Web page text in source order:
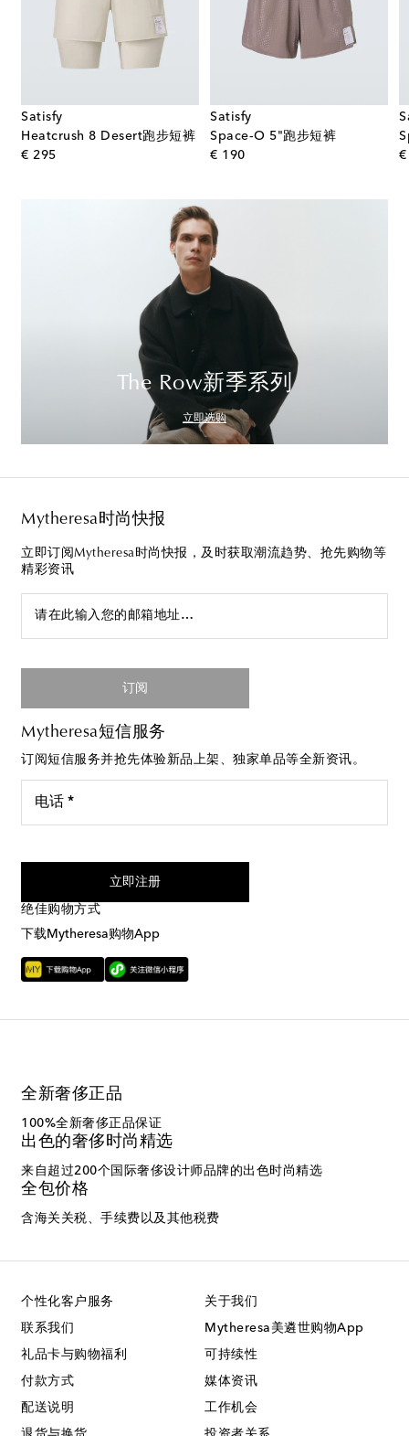
Satisfy
Heatcrush 8 Desert跑步短裤
€ 295original price
Satisfy
Space‑O 5"跑步短裤
€ 190original price
€
The Row新季系列
立即选购
Mytheresa时尚快报
立即订阅Mytheresa时尚快报，及时获取潮流趋势、抢先购物等
精彩资讯
请在此输入您的邮箱地址…
订阅
Mytheresa短信服务
订阅短信服务并抢先体验新品上架、独家单品等全新资讯。
电话 *
立即注册
绝佳购物方式
下载Mytheresa购物App
全新奢侈正品
100%全新奢侈正品保证
出色的奢侈时尚精选
来自超过200个国际奢侈设计师品牌的出色时尚精选
全包价格
含海关关税、手续费以及其他税费
个性化客户服务
联系我们
礼品卡与购物福利
付款方式
配送说明
关于我们
Mytheresa美遴世购物App
可持续性
媒体资讯
工作机会